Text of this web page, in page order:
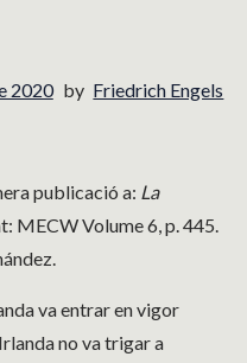
2020 by Friedrich Engels
publicació a: La
MECW Volume 6, p. 445.
va entrar en vigor
no va trigar a